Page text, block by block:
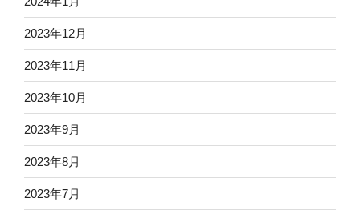
2023年12月
2023年11月
2023年10月
2023年9月
2023年8月
2023年7月